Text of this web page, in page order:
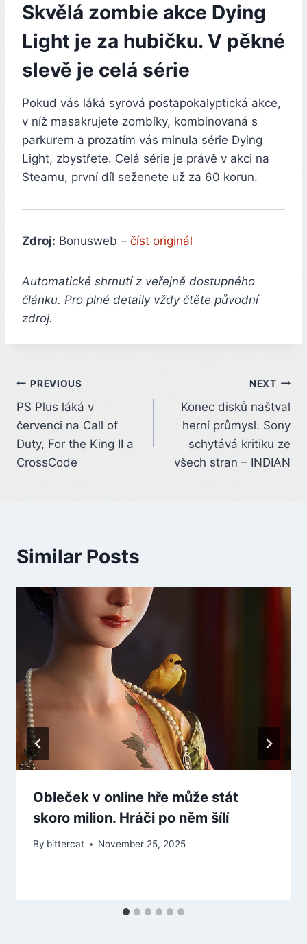
Skvělá zombie akce Dying
Light je za hubičku. V pěkné
slevě je celá série
Pokud vás láká syrová postapokalyptická akce,
v níž masakrujete zombíky, kombinovaná s
parkurem a prozatím vás minula série Dying
Light, zbystřete. Celá série je právě v akci na
Steamu, první díl seženete už za 60 korun.
Zdroj: Bonusweb – číst originál
Automatické shrnutí z veřejně dostupného
článku. Pro plné detaily vždy čtěte původní
zdroj.
Post
navigation
PREVIOUS
PS Plus láká v
červenci na Call of
Duty, For the King II a
CrossCode
NEXT
Konec disků naštval
herní průmysl. Sony
schytává kritiku ze
všech stran – INDIAN
Similar Posts
Obleček v online hře může stát
skoro milion. Hráči po něm šílí
By bittercat November 25, 2025